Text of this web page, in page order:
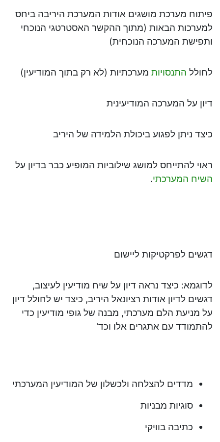
פיתוח מערכת מושגים אודות המערכת היריבה ביחס
למערכות הבאות (מתוך ההקשר האסטרטגי הנוכחי
ותפישת המערכה הנוכחית)
לחולל התנסויות מערכתיות (לא רק בתוך המודיעין)
דיון על המערכה המודיעינית
כיצד ניתן לפגוע ביכולת הלמידה של היריב
ראוי להתייחס למושג שילוביות המופיע כבר בדיון על
השיח המערכתי.
דגשים לפרקטיקות ליישום
לדוגמא: כיצד נראה דיון על שיח מודיעין לעיצוב,
דגשים לדיון אודות רציונאל היריב, כיצד יש לחולל דיון
על מניעת הלם מערכתי, מבנה של גופי מודיעין כדי
להתמודד עם אתגרים אלו וכד'
מדדים להצלחה ולכשלון של המודיעין המערכתי
סוגיות מבניות
כתיבה בוויקי